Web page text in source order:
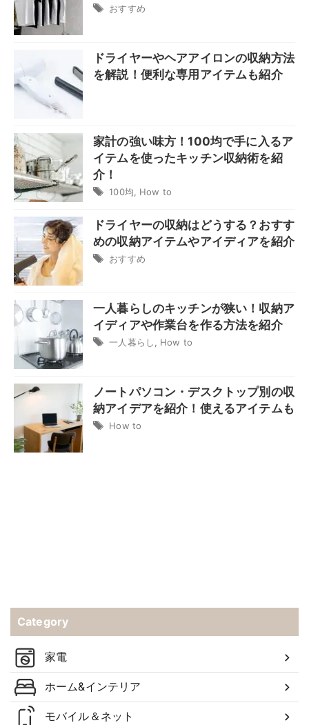
おすすめ
ドライヤーやヘアアイロンの収納方法
を解説！便利な専用アイテムも紹介
家計の強い味方！100均で手に入るア
イテムを使ったキッチン収納術を紹
介！
100均 How to
ドライヤーの収納はどうする？おすす
めの収納アイテムやアイディアを紹介
おすすめ
一人暮らしのキッチンが狭い！収納ア
イディアや作業台を作る方法を紹介
一人暮らし How to
ノートパソコン・デスクトップ別の収
納アイデアを紹介！使えるアイテムも
How to
Category
家電
ホーム&インテリア
モバイル＆ネット